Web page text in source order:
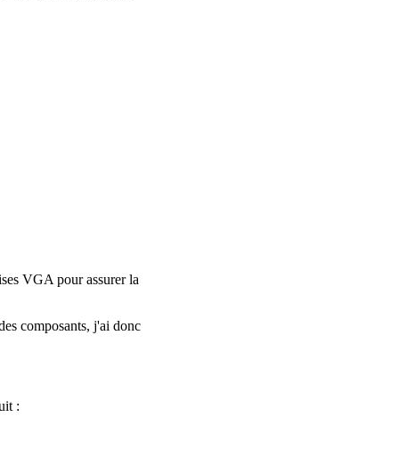
VGA pour assurer la
composants, j'ai donc
: